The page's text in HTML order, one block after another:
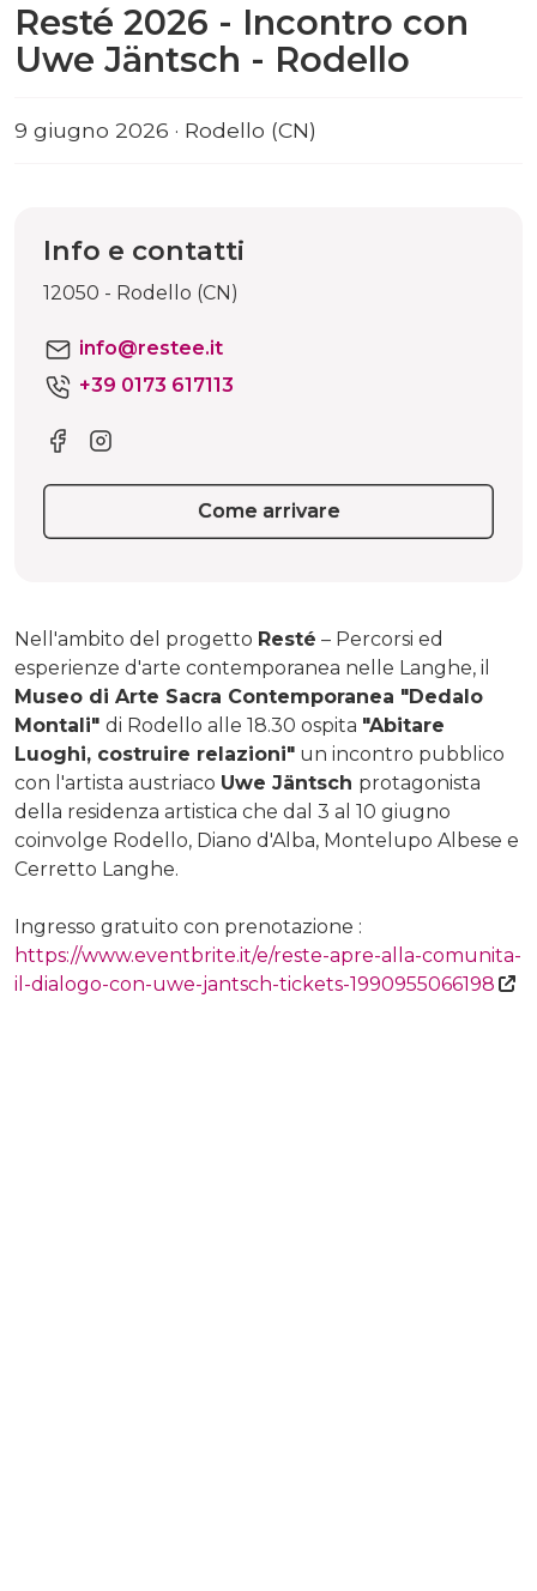
Resté 2026 - Incontro con
Uwe Jäntsch - Rodello
9 giugno 2026 · Rodello (CN)
Nell'ambito del progetto Resté – Percorsi ed
esperienze d'arte contemporanea nelle Langhe, il
Museo di Arte Sacra Contemporanea "Dedalo
Montali" di Rodello alle 18.30 ospita "Abitare
Luoghi, costruire relazioni" un incontro pubblico
con l'artista austriaco Uwe Jäntsch protagonista
della residenza artistica che dal 3 al 10 giugno
coinvolge Rodello, Diano d'Alba, Montelupo Albese e
Cerretto Langhe.
Ingresso gratuito con prenotazione :
https://www.eventbrite.it/e/reste-apre-alla-comunita-
il-dialogo-con-uwe-jantsch-tickets-1990955066198
Info e contatti
12050 - Rodello (CN)
info@restee.it
+39 0173 617113
Come arrivare